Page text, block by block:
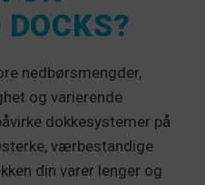
nedbørsmengder,
og varierende
dokkesystemer på
værbestandige
din varer lenger og